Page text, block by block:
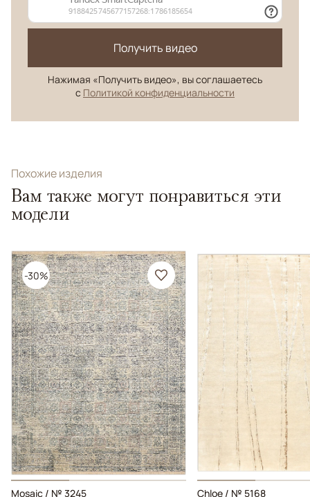
Получить видео
Нажимая «Получить видео», вы соглашаетесь
с Политикой конфиденциальности
Похожие изделия
Вам также могут понравиться эти
модели
-30%
Mosaic / № 3245
Chloe / № 5168